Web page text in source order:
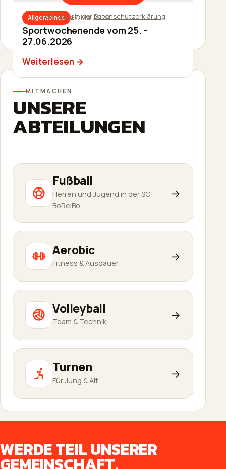
Allgemeines 27. Mai 2026
Sommerfest am 20.06.2026
Allgemeines 27. Mai 2026
Sportwochenende vom 25. -
27.06.2026
Weiterlesen
Mehr dazu in derDatenschutzerklärung.
MITMACHEN
UNSERE
ABTEILUNGEN
Fußball
Herren und Jugend in der SG
BoReiBo
→
Aerobic
Fitness & Ausdauer →
Volleyball
Team & Technik →
Turnen
Für Jung & Alt →
WERDE TEIL UNSERER